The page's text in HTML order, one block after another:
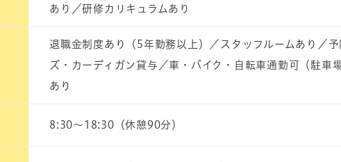
あり／研修カリキュラムあり
退職金制度あり（5年勤務以上）／スタッフルームあり／
ズ・カーディガン貸与／車・バイク・自転車通勤可（駐車
あり
8:30～18:30（休憩90分）